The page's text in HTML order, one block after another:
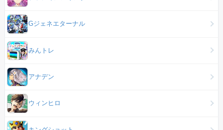
Gジェネエターナル
みんトレ
アナデン
ウィンヒロ